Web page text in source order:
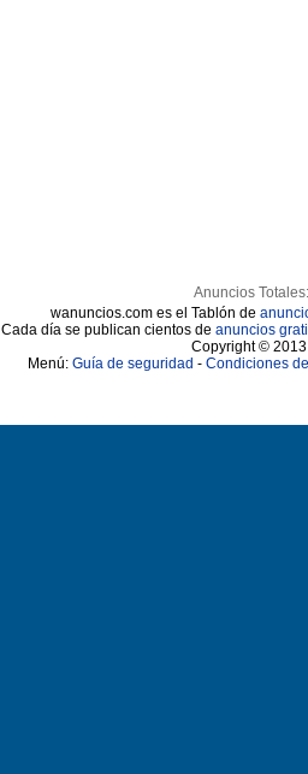
Anuncios Totales:
wanuncios.com es el Tablón de
Cada día se publican cientos de anuncios
Copyright ©
Menú: Guía de seguridad - Condiciones